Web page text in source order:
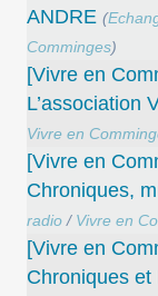
ANDRE (
Comminges)
[Vivre en
L’association
Vivre en
[Vivre en
Chroniques,
radio / Vivre en
[Vivre en
Chroniques